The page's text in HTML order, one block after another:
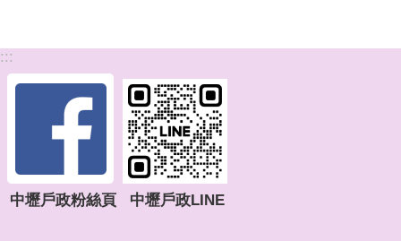
:::
中壢戶政粉絲頁 中壢戶政LINE